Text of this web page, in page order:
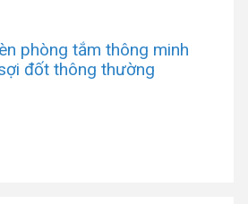
phòng tắm thông minh
đốt thông thường